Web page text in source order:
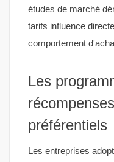
études de marché
tarifs influence
comportement
Les
préférentiels
Les entreprises